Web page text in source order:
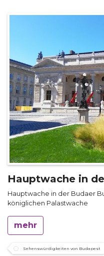
Hauptwache in
Hauptwache in der Budaer
königlichen Palastwache
mehr
Sehenswürdigkeiten von Budapest